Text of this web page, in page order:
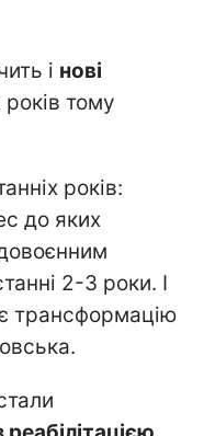
і нові
тому
років:
до яких
2-3 роки. І
трансформацію